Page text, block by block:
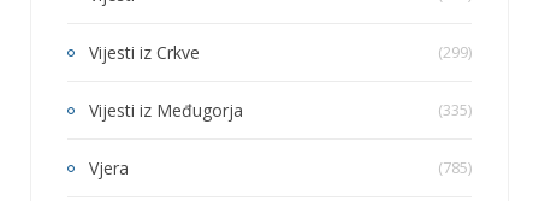
Vijesti iz Crkve (299)
Vijesti iz Međugorja (335)
Vjera (785)